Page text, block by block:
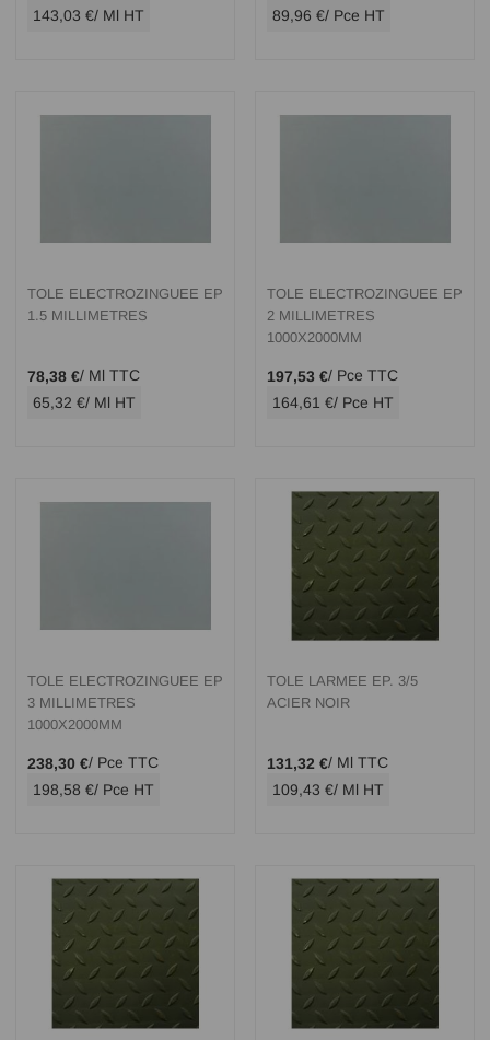
143,03 €/ Ml HT
89,96 €/ Pce HT
TOLE ELECTROZINGUEE EP
1.5 MILLIMETRES
78,38 €/ Ml TTC
65,32 €/ Ml HT
TOLE ELECTROZINGUEE EP
2 MILLIMETRES
1000X2000MM
197,53 €/ Pce TTC
164,61 €/ Pce HT
TOLE ELECTROZINGUEE EP
3 MILLIMETRES
1000X2000MM
238,30 €/ Pce TTC
198,58 €/ Pce HT
TOLE LARMEE EP. 3/5
ACIER NOIR
131,32 €/ Ml TTC
109,43 €/ Ml HT